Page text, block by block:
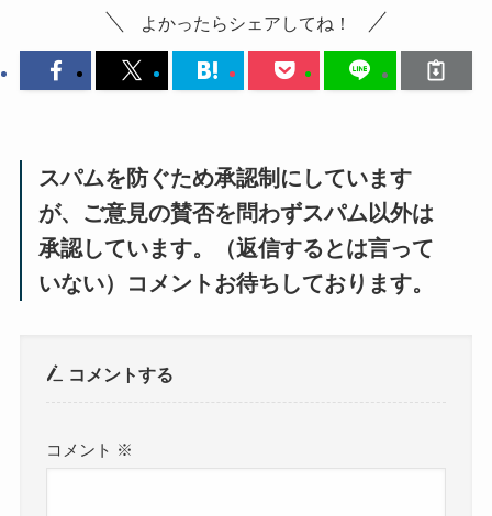
よかったらシェアしてね！
スパムを防ぐため承認制にしています
が、ご意見の賛否を問わずスパム以外は
承認しています。（返信するとは言って
いない）コメントお待ちしております。
コメントする
コメント ※